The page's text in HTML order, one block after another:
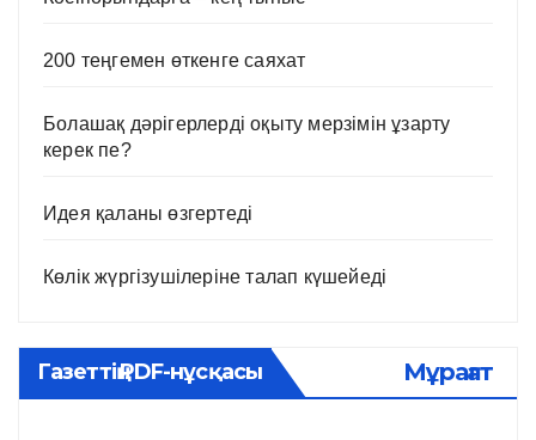
200 теңгемен өткенге саяхат
Болашақ дәрігерлерді оқыту мерзімін ұзарту
керек пе?
Идея қаланы өзгертеді
Көлік жүргізушілеріне талап күшейеді
Газеттің PDF-нұсқасы Мұрағат